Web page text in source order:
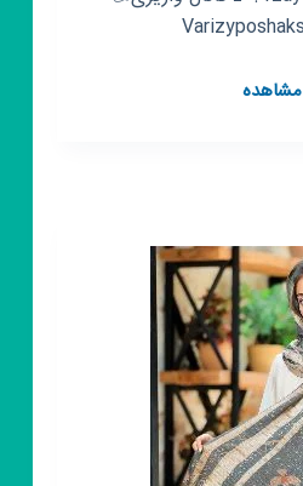
مشاهدهکانال
💞
ارسال
رایگان